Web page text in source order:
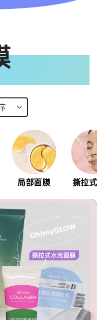
局部面膜 撕拉